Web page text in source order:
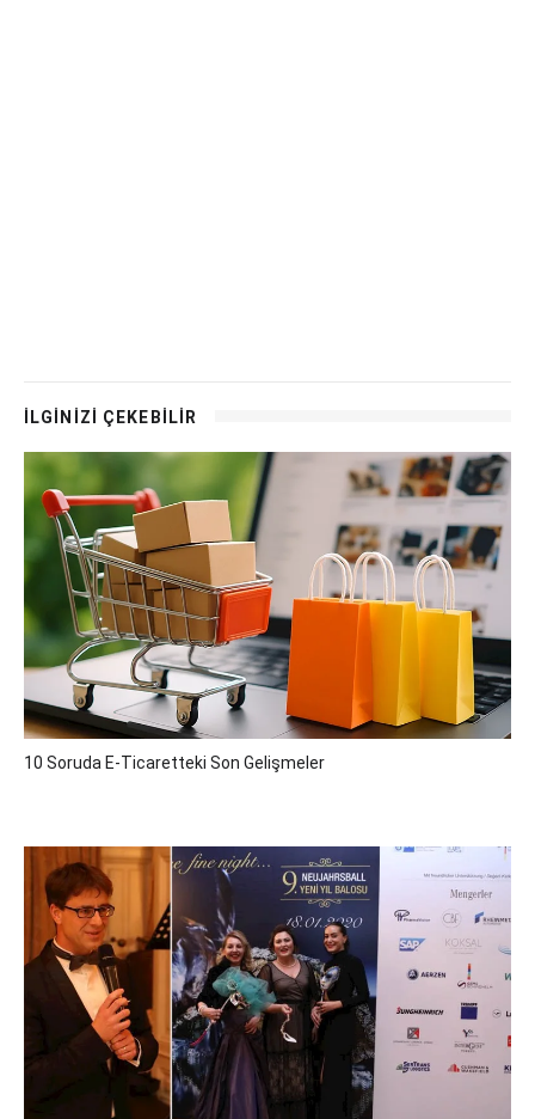
İLGİNİZİ ÇEKEBİLİR
10 Soruda E-Ticaretteki Son Gelişmeler